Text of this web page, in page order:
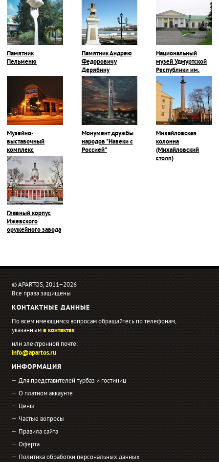
Памятник
Пельменю
Памятник Андрею
Федоровичу
Дерябину
Национальный
музей Удмуртской
Республики им.
Кузебая Герда
Музейно-
выставочный
комплекс
стрелкового
оружия им. М. Т.
Калашникова
Монумент дружбы
народов "Навеки с
Россией"
Михайловская
колонна
(Михайловский
столп)
Главный корпус
Ижевского
оружейного завода
© APARTOS, 2011−2026
Все права защищены
КОНТАКТНЫЕ ДАННЫЕ
По всем имеющимся вопросам обращайтесь по телефонам,
указаннымв контактах
или электронной почте:
info@apartos.ru
ИНФОРМАЦИЯ
Для представителей турбаз и гостиниц
О платном аккаунте
Цены
Частые вопросы
Правила сайта
Оферта
Политика обработки персональных данных